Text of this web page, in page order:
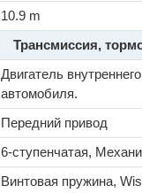
10.9 m
Трансмиссия,
Двигатель
автомобиля.
Передний привод
6-ступенчатая,
Винтовая пружина,